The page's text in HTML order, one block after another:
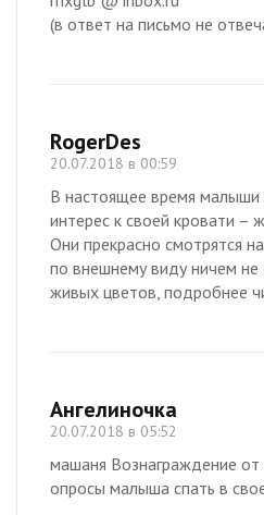
(в ответ на письмо не
RogerDes
20.07.2018 в 00:59
В настоящее время малыши
интерес к своей кровати –
Они прекрасно смотрятся
по внешнему виду ничем
живых цветов, подробнее
Ангелиночка
20.07.2018 в 05:52
машаня Вознаграждение от
опросы малыша спать в